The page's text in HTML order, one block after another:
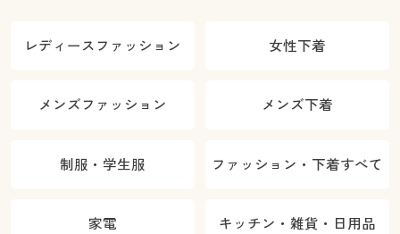
レディースファッション 女性下着
メンズファッション メンズ下着
制服・学生服 ファッション・下着すべて
家電 キッチン・雑貨・日用品